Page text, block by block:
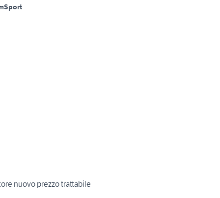
Sport
nuovo prezzo trattabile